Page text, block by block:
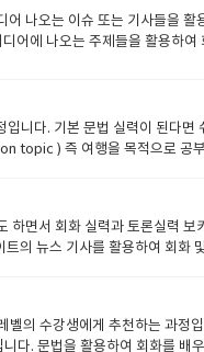
추천합니다. 교재 안내) 교재설
정 주제에 대한 article을 통해
을 같이 습득 가능 선생님들
을 정리하기 (어휘, 회화 표현)●
리 정리해 보기 자 그럼 교재에
사에 대해서 정의가 나와 있고
공유하는 관심사 등등.. 위의 지
엄을 한번더 확장해서 공부할
용을 잘 이해하고요 그리고 학
어들을 한번 정리해보고요이디
서 나오네요외모 중요하지요
나오는 이슈 또는 기사들을 활
어에 나오는 주제들을 활용하여
권: 교재 미리보기 ● 최근 이슈
주제에 대한 자신의 생각을 에
츠, 정치, 문화, 사회 등)을 다루
니다. 기본 문법 실력이 된다면
topic ) 즉 여행을 목적으로 공
여 회화 연습을 하는 과정입니
레벨 이상의 수강생에
미리보기 ● 잉글리쉬700에서
하여 나타냄● 매 주제마다
● 오늘 배운 내용을 정리하기 (
미리 읽어보고 모르는 어휘
면서 회화 실력과 토론실력 보
뉴스 기사를 활용하여 회화
거의 진행하지 않습니다. 기본
분들께 추천 드리는 과정입니다
주제를 활용하여 수업 진행●
의 수강생에게 추천하는 과정입
. 문법을 활용하여 회화를 배